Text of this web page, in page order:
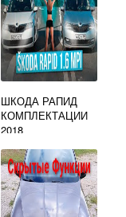
ШКОДА РАПИД
КОМПЛЕКТАЦИИ
2018